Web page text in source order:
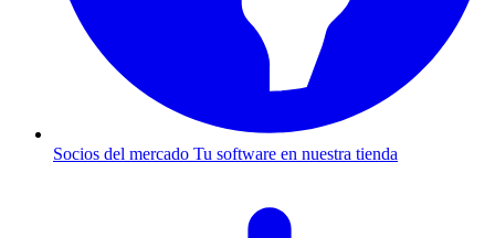
Socios del mercado Tu software en nuestra tienda